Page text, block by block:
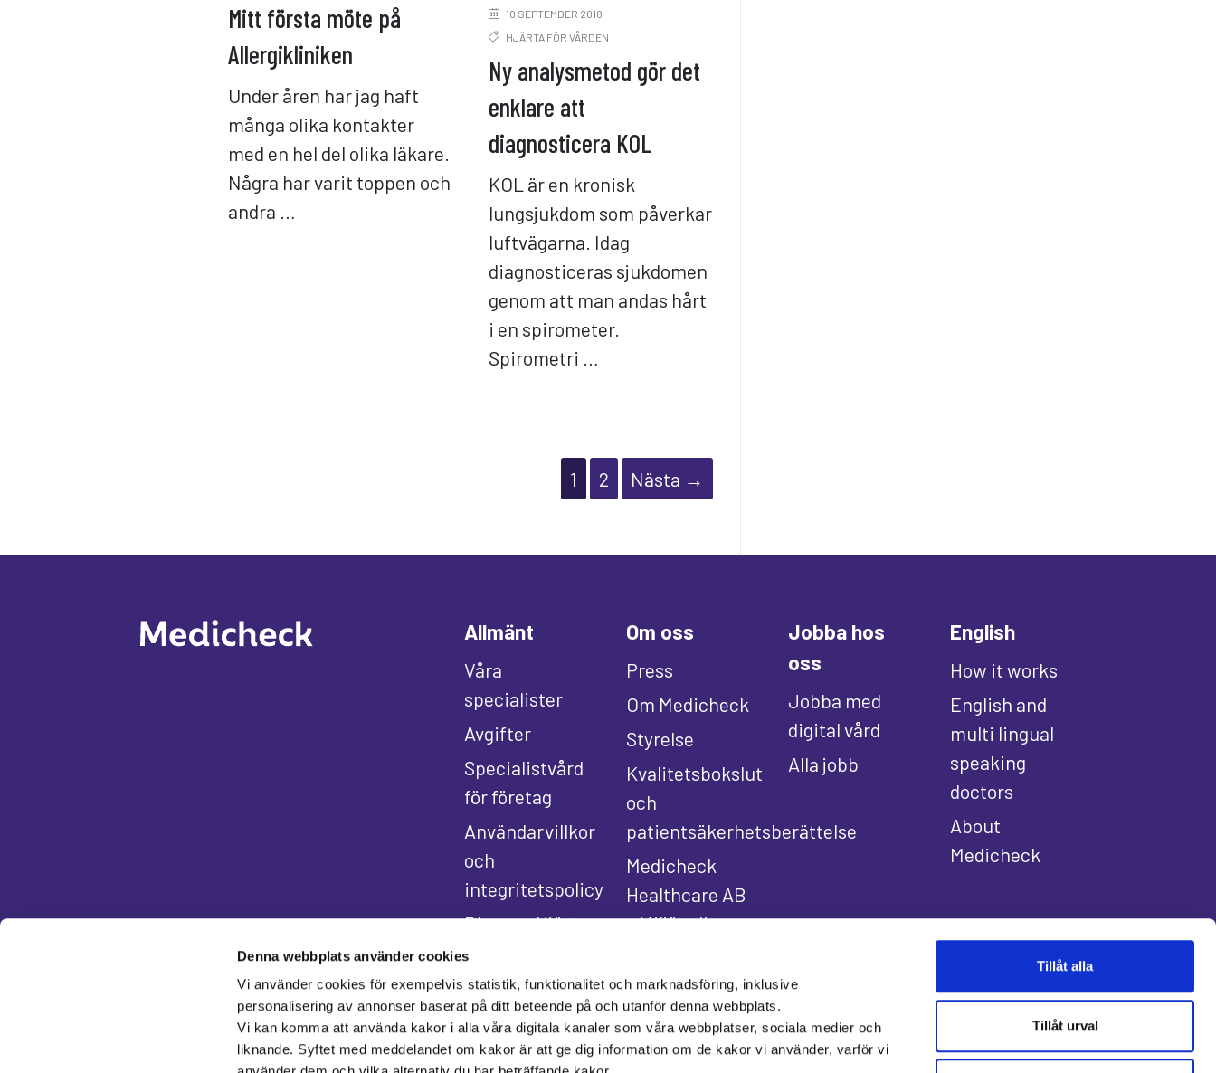
Denna webbplats använder cookies
Vi använder cookies för exempelvis statistik, funktionalitet och marknadsföring, inklusive
personalisering av annonser baserat på ditt beteende på och utanför denna webbplats.
Vi kan komma att använda kakor i alla våra digitala kanaler som våra webbplatser, sociala medier och
liknande. Syftet med meddelandet om kakor är att ge dig information om de kakor vi använder, varför vi
Tillåt alla
Tillåt urval
Mitt första möte på
Allergikliniken
Under åren har jag haft
många olika kontakter
med en hel del olika läkare.
Några har varit toppen och
andra …
10 SEPTEMBER 2018
HJÄRTA FÖR VÅRDEN
Ny analysmetod gör det
enklare att
diagnosticera KOL
KOL är en kronisk
lungsjukdom som påverkar
luftvägarna. Idag
diagnosticeras sjukdomen
genom att man andas hårt
i en spirometer.
Spirometri …
1 2 Nästa →
Allmänt
Våra
specialister
Avgifter
Specialistvård
för företag
Användarvillkor
och
integritetspolicy
Bloggen Hjärta
för vården
Om oss
Press
Om Medicheck
Styrelse
Kvalitetsbokslut
och
patientsäkerhetsberättelse
Medicheck
Healthcare AB
– Miljöpolicy
Jobba hos
oss
Jobba med
digital vård
Alla jobb
English
How it works
English and
multi lingual
speaking
doctors
About
Medicheck